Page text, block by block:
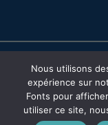
2025 Copyright
Nous utilisons
expérience sur
Fonts pour
utiliser ce site,